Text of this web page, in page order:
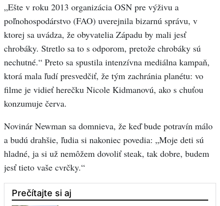
„Ešte v roku 2013 organizácia OSN pre výživu a
poľnohospodárstvo (FAO) uverejnila bizarnú správu, v
ktorej sa uvádza, že obyvatelia Západu by mali jesť
chrobáky. Stretlo sa to s odporom, pretože chrobáky sú
nechutné.“ Preto sa spustila intenzívna mediálna kampaň,
ktorá mala ľudí presvedčiť, že tým zachránia planétu: vo
filme je vidieť herečku Nicole Kidmanovú, ako s chuťou
konzumuje červa.
Novinár Newman sa domnieva, že keď bude potravín málo
a budú drahšie, ľudia si nakoniec povedia: „Moje deti sú
hladné, ja si už nemôžem dovoliť steak, tak dobre, budem
jesť tieto vaše cvrčky.“